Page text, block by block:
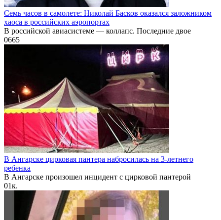
Семь часов в самолете: Николай Басков оказался заложником
хаоса в российских аэропортах
В российской авиасистеме — коллапс. Последние двое
0665
В Ангарске цирковая пантера набросилась на 3-летнего
ребенка
В Ангарске произошел инцидент с цирковой пантерой
01к.